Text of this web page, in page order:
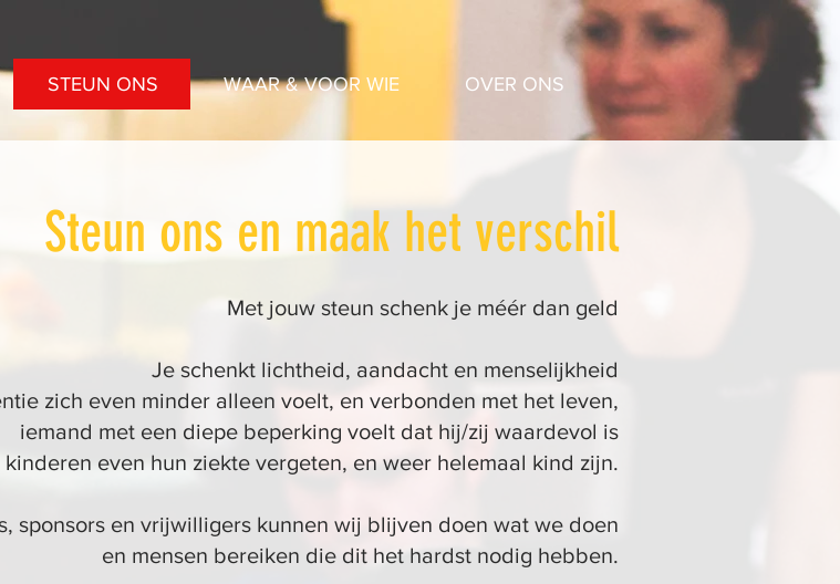
STEUN ONS WAAR & VOOR WIE OVER ONS
Steun ons en maak het verschil
Met jouw steun schenk je méér dan geld
Je schenkt lichtheid, aandacht en menselijkheid
zich even minder alleen voelt, en verbonden met het leven,
iemand met een diepe beperking voelt dat hij/zij waardevol is
kinderen even hun ziekte vergeten, en weer helemaal kind zijn.
sponsors en vrijwilligers kunnen wij blijven doen wat we doen
en mensen bereiken die dit het hardst nodig hebben.